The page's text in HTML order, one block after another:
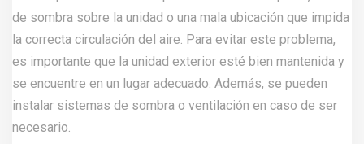
de sombra sobre la unidad o una mala ubicación que impida
la correcta circulación del aire. Para evitar este problema,
es importante que la unidad exterior esté bien mantenida y
se encuentre en un lugar adecuado. Además, se pueden
instalar sistemas de sombra o ventilación en caso de ser
necesario.